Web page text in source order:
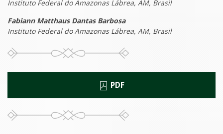
Instituto Federal do Amazonas Lábrea, AM, Brasil
Fabiann Matthaus Dantas Barbosa
Instituto Federal do Amazonas Lábrea, AM, Brasil
PDF